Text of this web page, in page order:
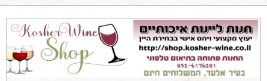
אודות
שירותים
יקבים
מאמרים